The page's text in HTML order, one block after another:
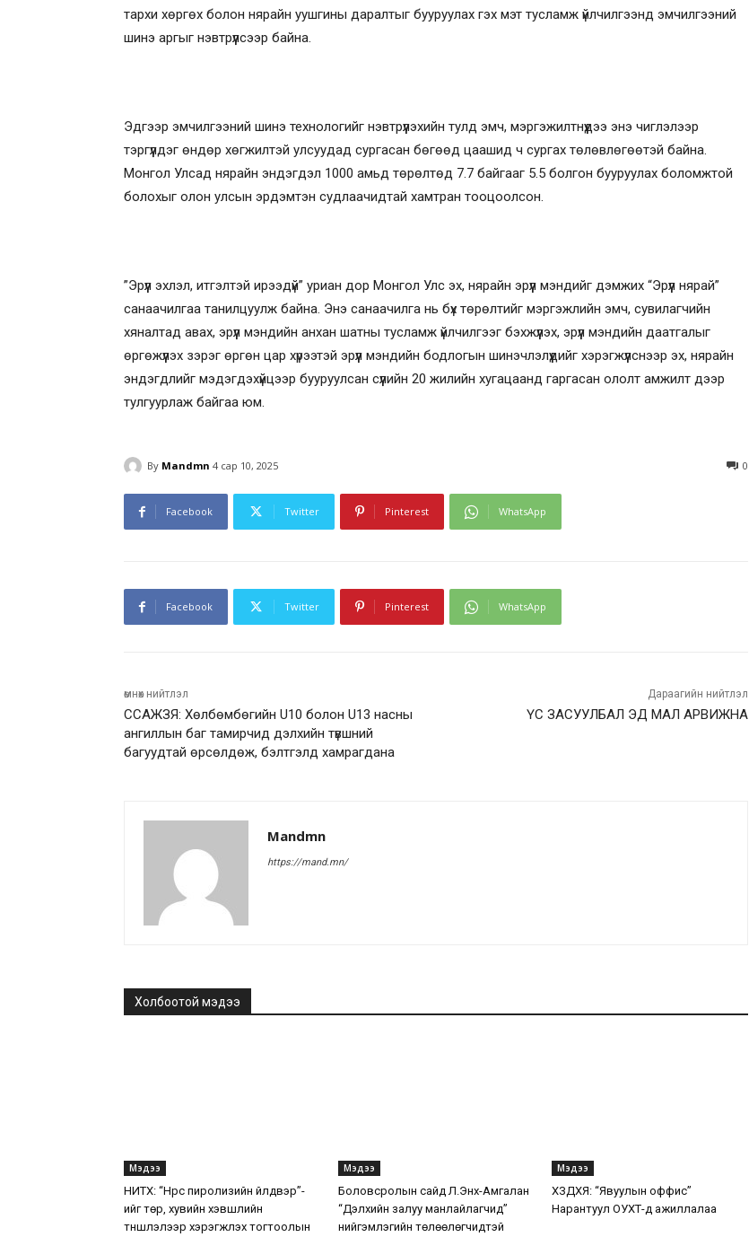
тархи хөргөх болон нярайн уушгины даралтыг бууруулах гэх мэт тусламж үйлчилгээнд эмчилгээний
шинэ аргыг нэвтрүүлсээр байна.
Эдгээр эмчилгээний шинэ технологийг нэвтрүүлэхийн тулд эмч, мэргэжилтнүүдээ энэ чиглэлээр
тэргүүлдэг өндөр хөгжилтэй улсуудад сургасан бөгөөд цаашид ч сургах төлөвлөгөөтэй байна.
Монгол Улсад нярайн эндэгдэл 1000 амьд төрөлтөд 7.7 байгааг 5.5 болгон бууруулах боломжтой
болохыг олон улсын эрдэмтэн судлаачидтай хамтран тооцоолсон.
”Эрүүл эхлэл, итгэлтэй ирээдүй” уриан дор Монгол Улс эх, нярайн эрүүл мэндийг дэмжих “Эрүүл нярай”
санаачилгаа танилцуулж байна. Энэ санаачилга нь бүх төрөлтийг мэргэжлийн эмч, сувилагчийн
хяналтад авах, эрүүл мэндийн анхан шатны тусламж үйлчилгээг бэхжүүлэх, эрүүл мэндийн даатгалыг
өргөжүүлэх зэрэг өргөн цар хүрээтэй эрүүл мэндийн бодлогын шинэчлэлүүдийг хэрэгжүүлснээр эх, нярайн
эндэгдлийг мэдэгдэхүйцээр бууруулсан сүүлийн 20 жилийн хугацаанд гаргасан ололт амжилт дээр
тулгуурлаж байгаа юм.
By Mandmn 4 сар 10, 2025 0
Facebook Twitter Pinterest WhatsApp
Facebook Twitter Pinterest WhatsApp
өмнөх нийтлэл
ССАЖЗЯ: Хөлбөмбөгийн U10 болон U13 насны
ангиллын баг тамирчид дэлхийн түвшний
багуудтай өрсөлдөж, бэлтгэлд хамрагдана
Дараагийн нийтлэл
ҮС ЗАСУУЛБАЛ ЭД МАЛ АРВИЖНА
Mandmn
https://mand.mn/
Холбоотой мэдээ
Мэдээ
НИТХ: “Нүүрс пиролизийн үйлдвэр”-
ийг төр, хувийн хэвшлийн
түншлэлээр хэрэгжүүлэх тогтоолын
Мэдээ
Боловсролын сайд Л.Энх-Амгалан
“Дэлхийн залуу манлайлагчид”
нийгэмлэгийн төлөөлөгчидтэй
Мэдээ
ХЗДХЯ: “Явуулын оффис”
Нарантуул ОУХТ-д ажиллалаа